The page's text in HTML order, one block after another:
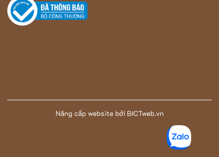
Nâng cấp website bởi BICTweb.vn